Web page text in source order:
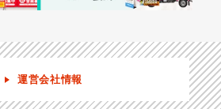
運営会社情報